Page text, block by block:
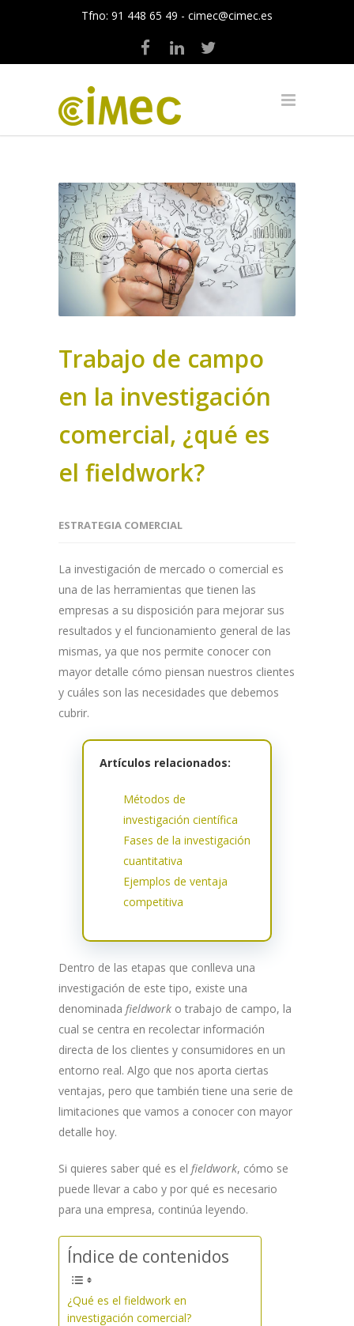
Tfno: 91 448 65 49 - cimec@cimec.es
Trabajo de campo
en la investigación
comercial, ¿qué es
el fieldwork?
ESTRATEGIA COMERCIAL
La investigación de mercado o comercial es
una de las herramientas que tienen las
empresas a su disposición para mejorar sus
resultados y el funcionamiento general de las
mismas, ya que nos permite conocer con
mayor detalle cómo piensan nuestros clientes
y cuáles son las necesidades que debemos
cubrir.
Artículos relacionados:
Métodos de
investigación científica
Fases de la investigación
cuantitativa
Ejemplos de ventaja
competitiva
Dentro de las etapas que conlleva una
investigación de este tipo, existe una
denominada fieldwork o trabajo de campo, la
cual se centra en recolectar información
directa de los clientes y consumidores en un
entorno real. Algo que nos aporta ciertas
ventajas, pero que también tiene una serie de
limitaciones que vamos a conocer con mayor
detalle hoy.
Si quieres saber qué es el fieldwork, cómo se
puede llevar a cabo y por qué es necesario
para una empresa, continúa leyendo.
Índice de contenidos
¿Qué es el fieldwork en
investigación comercial?